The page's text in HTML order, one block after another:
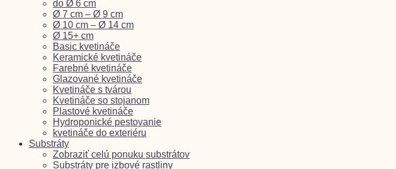
do Ø 6 cm
Ø 7 cm – Ø 9 cm
Ø 10 cm – Ø 14 cm
Ø 15+ cm
Basic kvetináče
Keramické kvetináče
Farebné kvetináče
Glazované kvetináče
Kvetináče s tvárou
Kvetináče so stojanom
Plastové kvetináče
Hydroponické pestovanie
kvetináče do exteriéru
Substráty
Zobraziť celú ponuku substrátov
Substráty pre izbové rastliny